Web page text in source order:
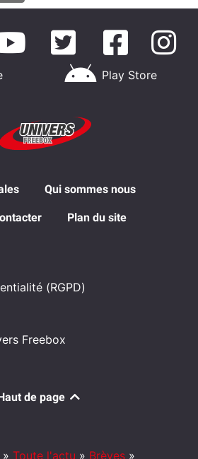
Play Store
Qui sommes nous
Plan du site
(RGPD)
Freebox
de page
» Toute l'actu » Brèves »